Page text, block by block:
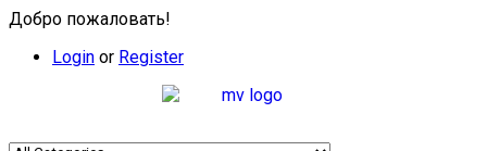
Добро пожаловать!
Login or Register